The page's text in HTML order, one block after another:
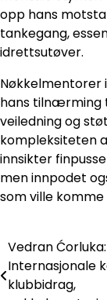
opp hans
tankegang,
idrettsutøver.
Nøkkelmentorer
hans tilnærming
veiledning og
kompleksiteten
innsikter
men innpodet
som ville
Post
navigation
Vedran Ćorluka:
Internasjonale
klubbidrag,